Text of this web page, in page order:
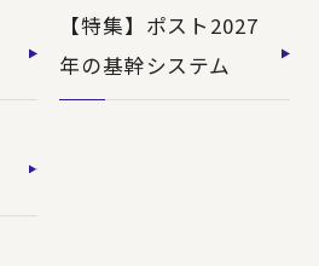
【特集】ポスト2027
年の基幹システム